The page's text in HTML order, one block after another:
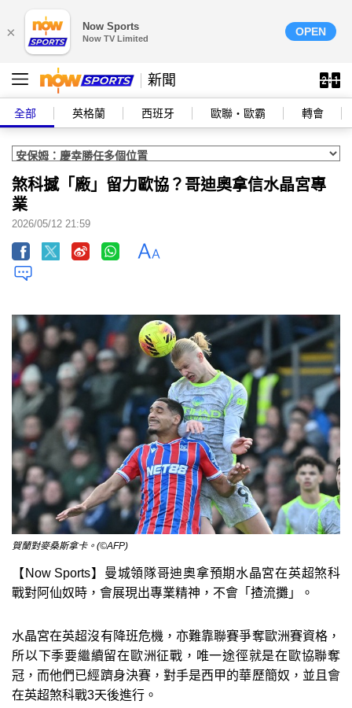
× Now Sports
Now TV Limited
OPEN
新聞
全部 英格蘭 西班牙 歐聯‧歐霸 轉會
煞科撼「廠」留力歐協？哥迪奧拿信水晶宮專
業
2026/05/12 21:59
賀蘭對麥桑斯拿卡。(©AFP)
【Now Sports】曼城領隊哥迪奧拿預期水晶宮在英超煞科
戰對阿仙奴時，會展現出專業精神，不會「揸流攤」。
水晶宮在英超沒有降班危機，亦難靠聯賽爭奪歐洲賽資格，
所以下季要繼續留在歐洲征戰，唯一途徑就是在歐協聯奪
冠，而他們已經躋身決賽，對手是西甲的華歷簡奴，並且會
在英超煞科戰3天後進行。